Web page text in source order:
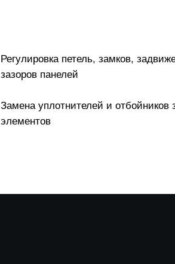
Регулировка петель, замков,
зазоров панелей
Замена уплотнителей и
элементов